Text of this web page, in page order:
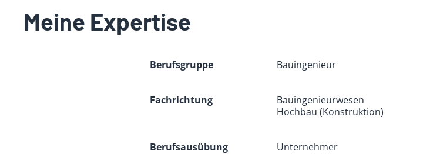
Meine Expertise
Berufsgruppe Bauingenieur
Fachrichtung
Bauingenieurwesen
Hochbau (Konstruktion)
Berufsausübung
Unternehmer